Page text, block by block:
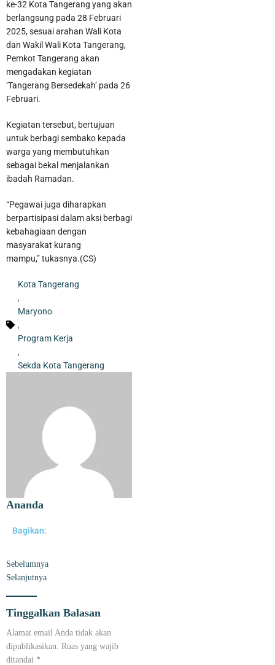
ke-32 Kota Tangerang yang akan
berlangsung pada 28 Februari
2025, sesuai arahan Wali Kota
dan Wakil Wali Kota Tangerang,
Pemkot Tangerang akan
mengadakan kegiatan
‘Tangerang Bersedekah’ pada 26
Februari.
Kegiatan tersebut, bertujuan
untuk berbagi sembako kepada
warga yang membutuhkan
sebagai bekal menjalankan
ibadah Ramadan.
“Pegawai juga diharapkan
berpartisipasi dalam aksi berbagi
kebahagiaan dengan
masyarakat kurang
mampu,” tukasnya.(CS)
Kota Tangerang
,
Maryono
,
Program Kerja
,
Sekda Kota Tangerang
Ananda
Bagikan:
Sebelumnya
Selanjutnya
Tinggalkan Balasan
Alamat email Anda tidak akan
dipublikasikan. Ruas yang wajib
ditandai *